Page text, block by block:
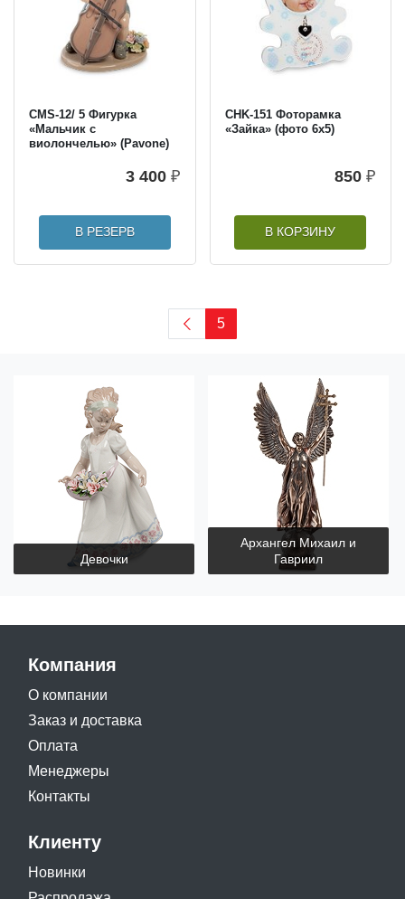
CMS-12/ 5 Фигурка
«Мальчик с
виолончелью» (Pavone)
3 400 ₽
В РЕЗЕРВ
CHK-151 Фоторамка
«Зайка» (фото 6х5)
850 ₽
В КОРЗИНУ
5
Девочки
Архангел Михаил и
Гавриил
Компания
О компании
Заказ и доставка
Оплата
Менеджеры
Контакты
Клиенту
Новинки